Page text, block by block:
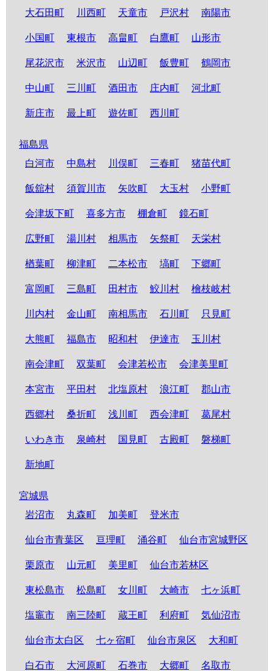
大石田町 川西町 天童市 戸沢村 南陽市
小国町 東根市 高畠町 白鷹町 山形市
尾花沢市 米沢市 山辺町 飯豊町 鶴岡市
中山町 三川町 酒田市 庄内町 河北町
新庄市 最上町 遊佐町 西川町
福島県
白河市
中島村 川俣町 三春町 猪苗代町
飯舘村 須賀川市 矢吹町 大玉村 小野町
会津坂下町 喜多方市 棚倉町 鏡石町
広野町 湯川村 相馬市 矢祭町 天栄村
楢葉町 柳津町 二本松市 塙町 下郷町
富岡町 三島町 田村市 鮫川村 檜枝岐村
川内村 金山町 南相馬市 石川町 只見町
大熊町 福島市 昭和村 伊達市 玉川村
南会津町 双葉町 会津若松市 会津美里町
本宮市 平田村 北塩原村 浪江町 郡山市
西郷村 桑折町 浅川町 西会津町 葛尾村
いわき市 泉崎村 国見町 古殿町 磐梯町
新地町
宮城県
岩沼市
丸森町 加美町 登米市
仙台市青葉区 亘理町 涌谷町 仙台市宮城野区
栗原市 山元町 美里町 仙台市若林区
東松島市 松島町 女川町 大崎市 七ヶ浜町
塩竈市 南三陸町 蔵王町 利府町 気仙沼市
仙台市太白区 七ヶ宿町 仙台市泉区 大和町
白石市 大河原町 石巻市 大郷町 名取市